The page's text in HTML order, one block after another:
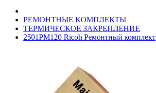
РЕМОНТНЫЕ КОМПЛЕКТЫ
ТЕРМИЧЕСКОЕ ЗАКРЕПЛЕНИЕ
2501PM120 Ricoh Ремонтный комплект